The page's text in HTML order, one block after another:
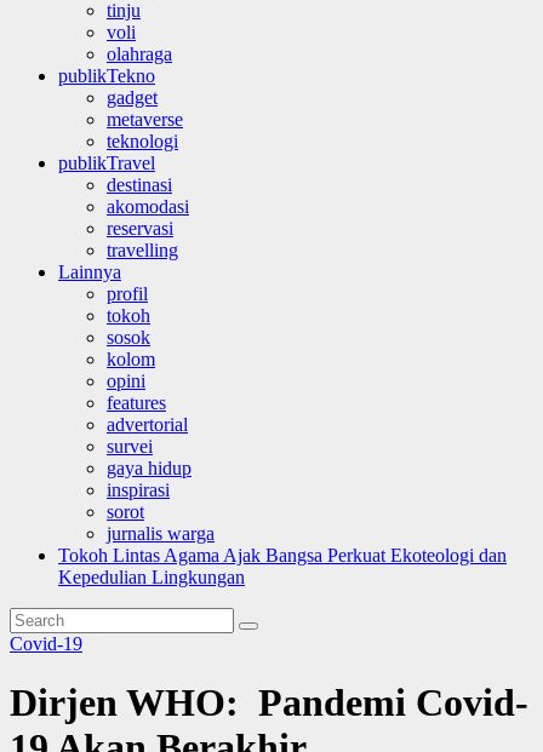
tinju
voli
olahraga
publikTekno
gadget
metaverse
teknologi
publikTravel
destinasi
akomodasi
reservasi
travelling
Lainnya
profil
tokoh
sosok
kolom
opini
features
advertorial
survei
gaya hidup
inspirasi
sorot
jurnalis warga
Tokoh Lintas Agama Ajak Bangsa Perkuat Ekoteologi dan
Kepedulian Lingkungan
Covid-19
Dirjen WHO: Pandemi Covid-